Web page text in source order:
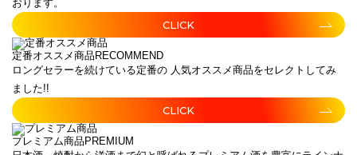
おります。
CLICK
定番オススメ商品 RECOMMEND
ロングセラーを続けている定番の 人気オススメ商品をセレクトしてみ
ました!!
CLICK
プレミアム商品 PREMIUM